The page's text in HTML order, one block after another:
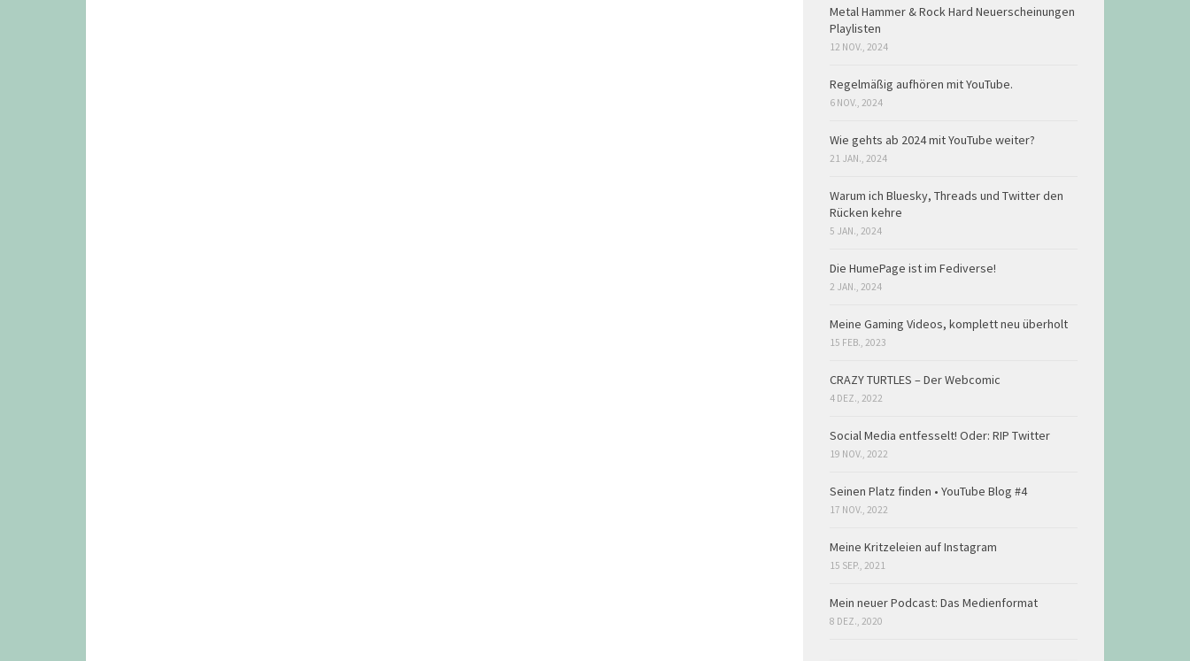
Metal Hammer & Rock Hard Neuerscheinungen
Playlisten
12 NOV., 2024
Regelmäßig aufhören mit YouTube.
6 NOV., 2024
Wie gehts ab 2024 mit YouTube weiter?
21 JAN., 2024
Warum ich Bluesky, Threads und Twitter den
Rücken kehre
5 JAN., 2024
Die HumePage ist im Fediverse!
2 JAN., 2024
Meine Gaming Videos, komplett neu überholt
15 FEB., 2023
CRAZY TURTLES – Der Webcomic
4 DEZ., 2022
Social Media entfesselt! Oder: RIP Twitter
19 NOV., 2022
Seinen Platz finden • YouTube Blog #4
17 NOV., 2022
Meine Kritzeleien auf Instagram
15 SEP., 2021
Mein neuer Podcast: Das Medienformat
8 DEZ., 2020